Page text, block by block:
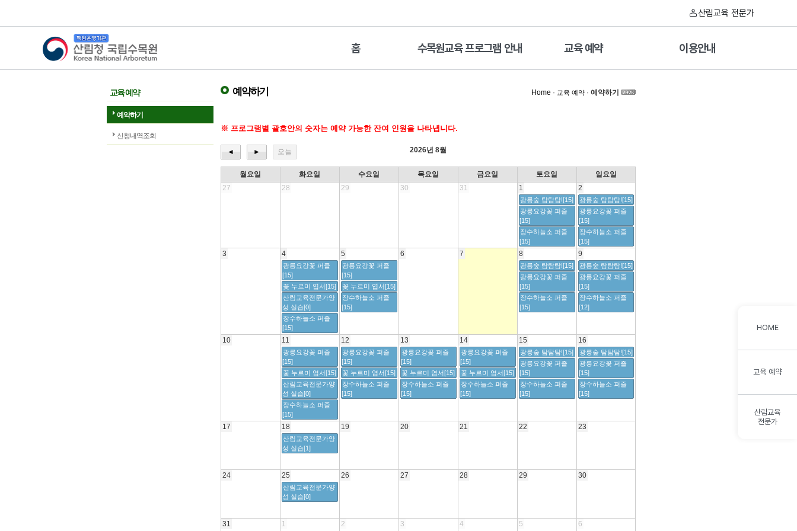
산림교육 전문가
산림청 국립수목원
홈 수목원교육 프로그램 안내 교육 예약 이용안내
교육 예약
예약하기
신청내역조회
Home · 교육 예약· 예약하기
예약하기
※ 프로그램별 괄호안의 숫자는 예약 가능한 잔여 인원을 나타냅니다.
◄ ► 오늘 2026년 8월
월요일 화요일 수요일 목요일 금요일 토요일
일요일
27
28 29 30 31 1 2
3 4 5 6 7 8 9
10 11 12 13 14 15 16
17 18 19 20 21 22 23
24 25 26 27 28 29 30
31 1 2 3 4 5 6
광릉숲 탐탐탐![15]
광릉숲 탐탐탐![15]
광릉요강꽃 퍼즐
[15]
광릉요강꽃 퍼즐
[15]
장수하늘소 퍼즐
[15]
장수하늘소 퍼즐
[15]
광릉요강꽃 퍼즐
[15]
광릉요강꽃 퍼즐
[15]
광릉숲 탐탐탐![15] 광릉숲 탐탐탐![15]
꽃 누르미 엽서[15] 꽃 누르미 엽서[15]
광릉요강꽃 퍼즐
[15]
광릉요강꽃 퍼즐
[15]
산림교육전문가양
성 실습[0]
장수하늘소 퍼즐
[15]
장수하늘소 퍼즐
[15]
장수하늘소 퍼즐
[12]
장수하늘소 퍼즐
[15]
광릉요강꽃 퍼즐
[15]
광릉요강꽃 퍼즐
[15]
광릉요강꽃 퍼즐
[15]
광릉요강꽃 퍼즐
[15]
광릉숲 탐탐탐![15] 광릉숲 탐탐탐![15]
꽃 누르미 엽서[15] 꽃 누르미 엽서[15] 꽃 누르미 엽서[15] 꽃 누르미 엽서[15]
광릉요강꽃 퍼즐
[15]
광릉요강꽃 퍼즐
[15]
산림교육전문가양
성 실습[0]
장수하늘소 퍼즐
[15]
장수하늘소 퍼즐
[15]
장수하늘소 퍼즐
[15]
장수하늘소 퍼즐
[15]
장수하늘소 퍼즐
[15]
장수하늘소 퍼즐
[15]
산림교육전문가양
성 실습[1]
산림교육전문가양
성 실습[0]
HOME
교육 예약
산림교육
전문가